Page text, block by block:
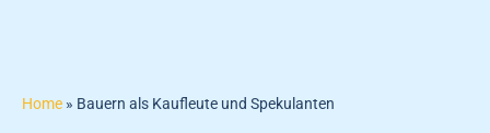
Home » Bauern als Kaufleute und Spekulanten